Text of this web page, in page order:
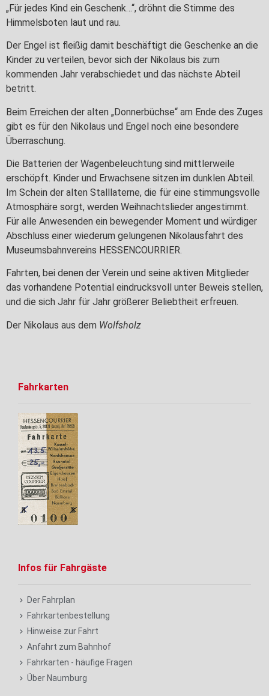
„Für jedes Kind ein Geschenk…“, dröhnt die Stimme des
Himmelsboten laut und rau.
Der Engel ist fleißig damit beschäftigt die Geschenke an die
Kinder zu verteilen, bevor sich der Nikolaus bis zum
kommenden Jahr verabschiedet und das nächste Abteil
betritt.
Beim Erreichen der alten „Donnerbüchse“ am Ende des Zuges
gibt es für den Nikolaus und Engel noch eine besondere
Überraschung.
Die Batterien der Wagenbeleuchtung sind mittlerweile
erschöpft. Kinder und Erwachsene sitzen im dunklen Abteil.
Im Schein der alten Stalllaterne, die für eine stimmungsvolle
Atmosphäre sorgt, werden Weihnachtslieder angestimmt.
Für alle Anwesenden ein bewegender Moment und würdiger
Abschluss einer wiederum gelungenen Nikolausfahrt des
Museumsbahnvereins HESSENCOURRIER.
Fahrten, bei denen der Verein und seine aktiven Mitglieder
das vorhandene Potential eindrucksvoll unter Beweis stellen,
und die sich Jahr für Jahr größerer Beliebtheit erfreuen.
Der Nikolaus aus dem Wolfsholz
Fahrkarten
Infos für Fahrgäste
Der Fahrplan
Fahrkartenbestellung
Hinweise zur Fahrt
Anfahrt zum Bahnhof
Fahrkarten - häufige Fragen
Über Naumburg